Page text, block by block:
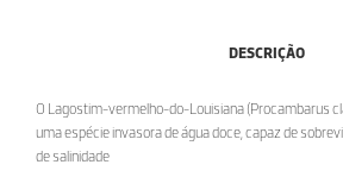
DESCRIÇÃO
O Lagostim-vermelho-do-Louisiana (Procambarus
uma espécie invasora de água doce, capaz de
de salinidade